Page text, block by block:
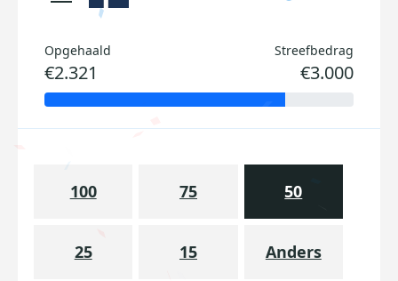
Opgehaald
€2.321
Streefbedrag
€3.000
100 75 50
25 15 Anders